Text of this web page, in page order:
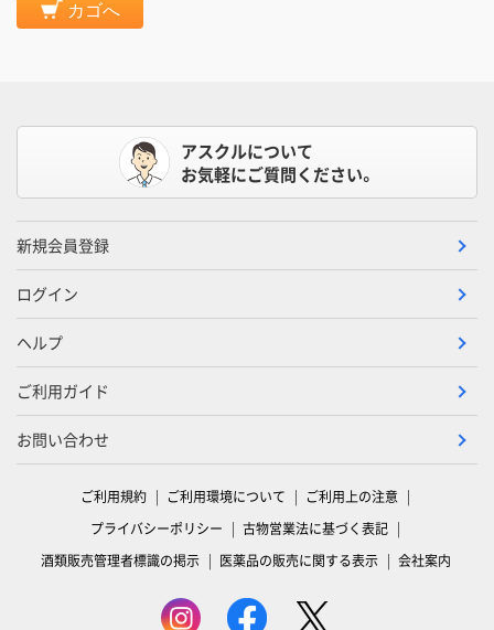
カゴへ
アスクルについて
お気軽にご質問ください。
新規会員登録
ログイン
ヘルプ
ご利用ガイド
お問い合わせ
ご利用規約 ご利用環境について
ご利用上の注意
プライバシーポリシー
古物営業法に基づく表記
酒類販売管理者標識の掲示
医薬品の販売に関する表示 会社案内